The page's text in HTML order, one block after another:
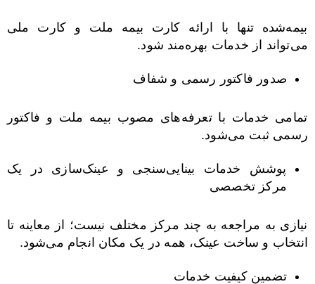
بیمه‌شده تنها با ارائه کارت بیمه ملت و کارت ملی
می‌تواند از خدمات بهره‌مند شود.
صدور فاکتور رسمی و شفاف
تمامی خدمات با تعرفه‌های مصوب بیمه ملت و فاکتور
رسمی ثبت می‌شود.
پوشش خدمات بینایی‌سنجی و عینک‌سازی در یک
مرکز تخصصی
نیازی به مراجعه به چند مرکز مختلف نیست؛ از معاینه تا
انتخاب و ساخت عینک، همه در یک مکان انجام می‌شود.
تضمین کیفیت خدمات